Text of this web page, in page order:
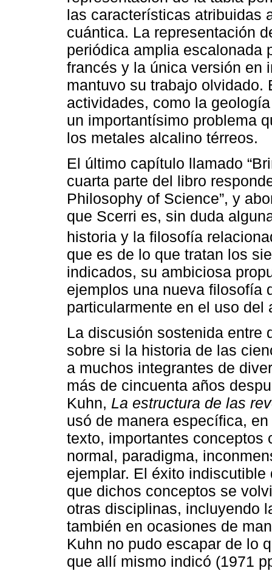
las características atribuidas
cuántica. La representación
periódica amplia escalonada
francés y la única versión en
mantuvo su trabajo olvidado.
actividades, como la
un importantísimo problema
los metales alcalino térreos.
El último capítulo llamado
cuarta parte del libro
Philosophy of Science”, y
que Scerri es, sin duda
historia y la filosofía
que es de lo que tratan los
indicados, su ambiciosa
ejemplos una nueva filosofía
particularmente en el uso del
La discusión sostenida entre
sobre si la historia de las
a muchos integrantes de
más de cincuenta años
Kuhn, La estructura de las
usó de manera específica,
texto, importantes
normal, paradigma,
ejemplar. El éxito
que dichos conceptos se
otras disciplinas, incluyendo
también en ocasiones de
Kuhn no pudo escapar de lo
que allí mismo indicó (1971